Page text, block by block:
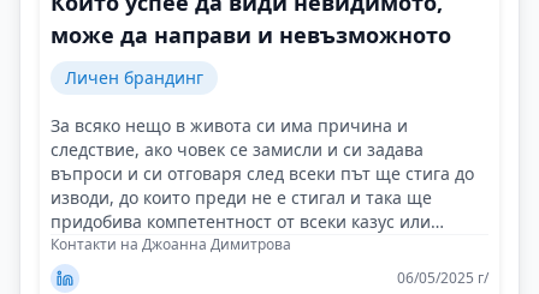
може да направи и невъзможното
Личен брандинг
За всяко нещо в живота си има причина и
следствие, ако човек се замисли и си задава
въпроси и си отговаря след всеки път ще стига до
изводи, до които преди не е стигал и така ще
придобива компетентност от всеки казус или
случай!
Контакти на Джоанна Димитрова
06/05/2025 г/